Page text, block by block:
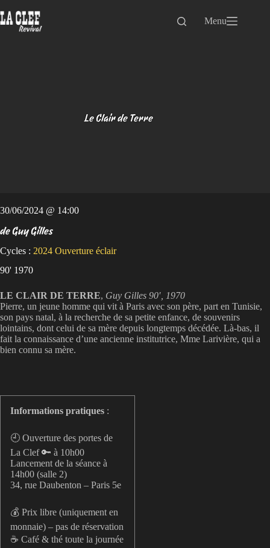
au
contenu
Menu
Le Clair de Terre
30/06/2024 @ 14:00
de Guy Gilles
Cycles : 2024 Ouverture éclair
90' 1970
LE CLAIR DE TERRE, Guy Gilles 90′, 1970
Pierre, un jeune homme qui vit à Paris avec son père, part en Tunisie,
son pays natal, à la recherche de sa petite enfance, de souvenirs
lointains, dont celui de sa mère depuis longtemps décédée. Là-bas, il
fait la connaissance d’une ancienne institutrice, Mme Larivière, qui a
bien connu sa mère.
Informations pratiques :
🕘 Ouverture des portes de
La Clef 🔑 à 10h00
Lancement de la séance à
14h00 (salle 2)
34, rue Daubenton – Paris 5e
💰 Prix libre (uniquement en
monnaie) – pas de réservation
☕️ Café & thé toute la journée